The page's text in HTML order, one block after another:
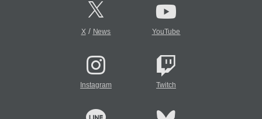
X/ News YouTube
Instagram Twitch